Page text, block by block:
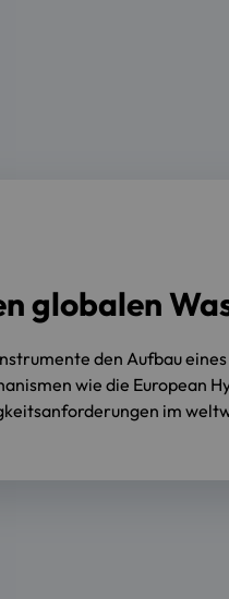
globalen
den Aufbau
wie die European
im